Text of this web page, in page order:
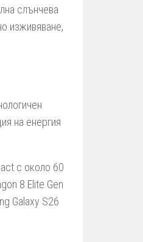
слънчева
изживяване,
на енергия
с около 60
8 Elite Gen
Galaxy S26